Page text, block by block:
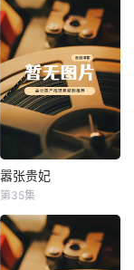
嚣张贵妃
嚣张贵妃
第35集